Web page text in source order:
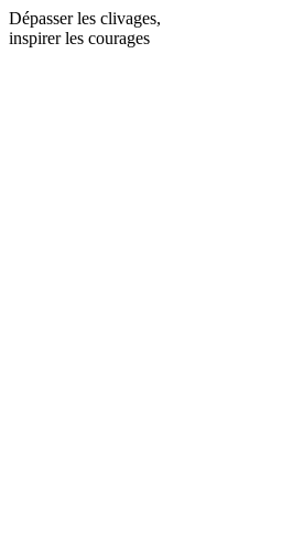
Dépasser les clivages,
inspirer les courages